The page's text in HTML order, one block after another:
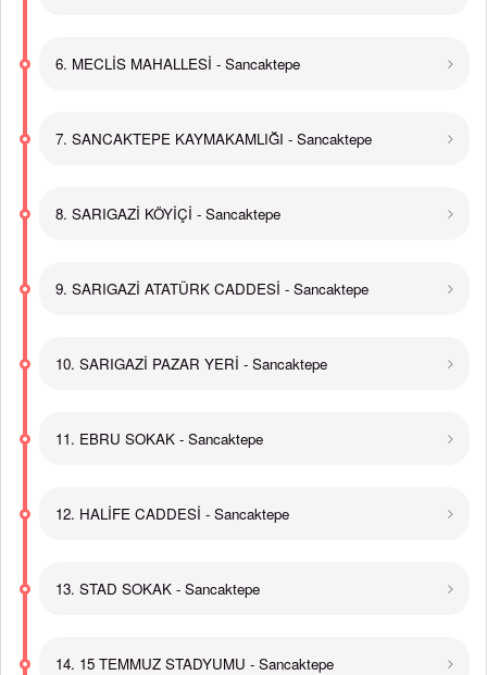
6. MECLİS MAHALLESİ - Sancaktepe
7. SANCAKTEPE KAYMAKAMLIĞI - Sancaktepe
8. SARIGAZİ KÖYİÇİ - Sancaktepe
9. SARIGAZİ ATATÜRK CADDESİ - Sancaktepe
10. SARIGAZİ PAZAR YERİ - Sancaktepe
11. EBRU SOKAK - Sancaktepe
12. HALİFE CADDESİ - Sancaktepe
13. STAD SOKAK - Sancaktepe
14. 15 TEMMUZ STADYUMU - Sancaktepe